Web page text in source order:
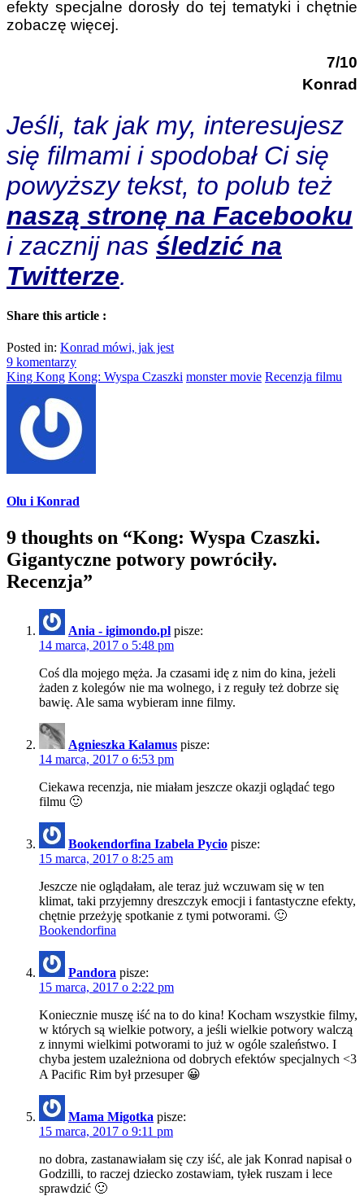
efekty specjalne dorosły do tej tematyki i chętnie
zobaczę więcej.
7/10
Konrad
Jeśli, tak jak my, interesujesz
się filmami i spodobał Ci się
powyższy tekst, to polub też
naszą stronę na Facebooku
i zacznij nas śledzić na
Twitterze.
Share this article :
Posted in: Konrad mówi, jak jest
9 komentarzy
King Kong Kong: Wyspa Czaszki monster movie Recenzja filmu
Olu i Konrad
9 thoughts on “Kong: Wyspa Czaszki.
Gigantyczne potwory powróciły.
Recenzja”
Ania - igimondo.pl pisze:
14 marca, 2017 o 5:48 pm
Coś dla mojego męża. Ja czasami idę z nim do kina, jeżeli
żaden z kolegów nie ma wolnego, i z reguły też dobrze się
bawię. Ale sama wybieram inne filmy.
Agnieszka Kalamus pisze:
14 marca, 2017 o 6:53 pm
Ciekawa recenzja, nie miałam jeszcze okazji oglądać tego
filmu 🙂
Bookendorfina Izabela Pycio pisze:
15 marca, 2017 o 8:25 am
Jeszcze nie oglądałam, ale teraz już wczuwam się w ten
klimat, taki przyjemny dreszczyk emocji i fantastyczne efekty,
chętnie przeżyję spotkanie z tymi potworami. 🙂
Bookendorfina
Pandora pisze:
15 marca, 2017 o 2:22 pm
Koniecznie muszę iść na to do kina! Kocham wszystkie filmy,
w których są wielkie potwory, a jeśli wielkie potwory walczą
z innymi wielkimi potworami to już w ogóle szaleństwo. I
chyba jestem uzależniona od dobrych efektów specjalnych <3
A Pacific Rim był przesuper 😀
Mama Migotka pisze:
15 marca, 2017 o 9:11 pm
no dobra, zastanawiałam się czy iść, ale jak Konrad napisał o
Godzilli, to raczej dziecko zostawiam, tyłek ruszam i lece
sprawdzić 🙂